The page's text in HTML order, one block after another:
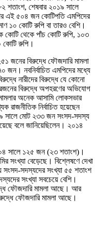
শতাংশ, শেষবার ২০১৯ সালে
এই ৫০৪ জন কোটিপতি এমপিদের
১০ কোটি রুপি বা তারও বেশি।
কোটি থেকে পাঁচ কোটি রুপি, ১০৩
কোটি রুপি।
জনের বিরুদ্ধে ফৌজদারি মামলা
নবনির্বাচিত এমপিদের মধ্যে
নারীদের বিরুদ্ধে যে কোনো
বিরুদ্ধে অপহরণের অভিযোগ
অনেক আসামি লোকসভার
রাজনীতিক নির্বাচিত হয়েছেন
সালে মোট ২৩৩ জন সংসদ-সদস্য
বলে জানিয়েছিলেন। ২০১৪
সালে ১২৫ জন (২৩ শতাংশ)।
সংখ্যা বেড়েছে। বিশ্লেষণে দেখা
সংসদ-সদস্যদের সংখ্যা ৫৫ শতাংশ
সংখ্যা সবচেয়ে বেশি।
ফৌজদারি মামলা আছে। আর
ফৌজদারি মামলা আছে।